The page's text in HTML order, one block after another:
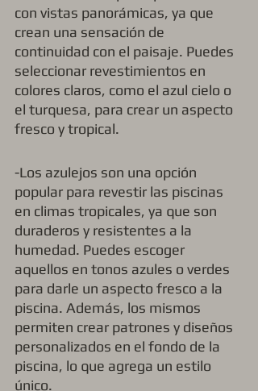
con vistas panorámicas, ya que
crean una sensación de
continuidad con el paisaje. Puedes
seleccionar revestimientos en
colores claros, como el azul cielo o
el turquesa, para crear un aspecto
fresco y tropical.
-Los azulejos son una opción
popular para revestir las piscinas
en climas tropicales, ya que son
duraderos y resistentes a la
humedad. Puedes escoger
aquellos en tonos azules o verdes
para darle un aspecto fresco a la
piscina. Además, los mismos
permiten crear patrones y diseños
personalizados en el fondo de la
piscina, lo que agrega un estilo
único.